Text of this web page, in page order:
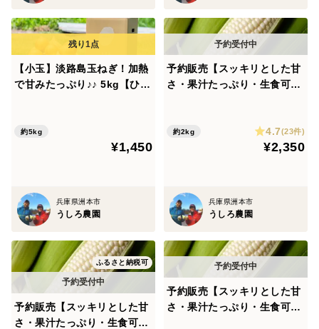
【小玉】淡路島玉ねぎ！加熱
で甘みたっぷり♪♪ 5kg【ひょ
約5kg
¥1,450
兵庫県洲本市
うしろ農園
予約販売【スッキリとした甘
さ・果汁たっぷり・生食可】
コーン トウモロコシ 白
約2kg 4.7(23件)
¥2,350
兵庫県洲本市
うしろ農園
ふるさと納税可
予約販売【スッキリとした甘
さ・果汁たっぷり・生食可】
予約販売【スッキリとした甘
さ・果汁たっぷり・生食可】